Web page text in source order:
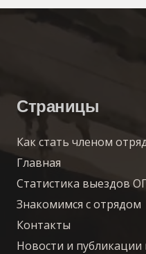
Страницы
Как стать членом
Главная
Статистика выездов
Знакомимся с отрядом
Контакты
Новости и